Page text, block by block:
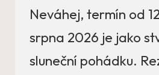
Neváhej, termín od
srpna 2026 je jako
sluneční pohádku.